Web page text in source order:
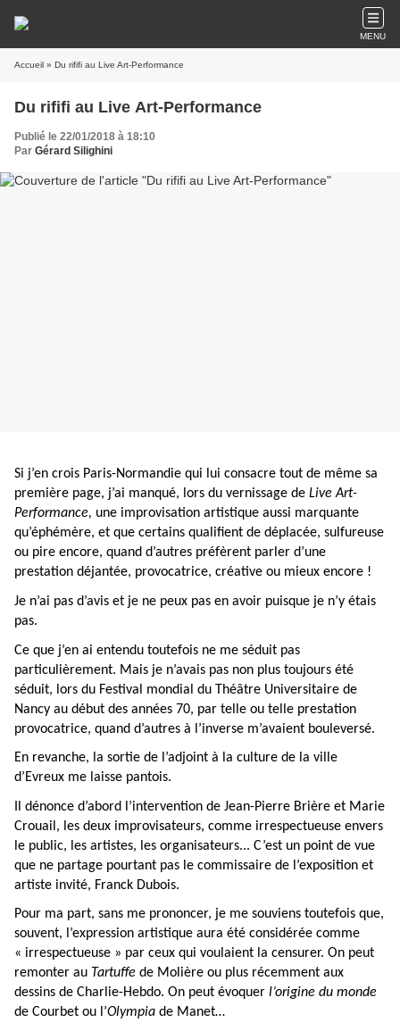
MENU
Accueil » Du rififi au Live Art-Performance
Du rififi au Live Art-Performance
Publié le 22/01/2018 à 18:10
Par Gérard Silighini
Si j’en crois Paris-Normandie qui lui consacre tout de même sa
première page, j’ai manqué, lors du vernissage de Live Art-
Performance, une improvisation artistique aussi marquante
qu’éphémère, et que certains qualifient de déplacée, sulfureuse
ou pire encore, quand d’autres préfèrent parler d’une
prestation déjantée, provocatrice, créative ou mieux encore !
Je n’ai pas d’avis et je ne peux pas en avoir puisque je n’y étais
pas.
Ce que j’en ai entendu toutefois ne me séduit pas
particulièrement. Mais je n’avais pas non plus toujours été
séduit, lors du Festival mondial du Théâtre Universitaire de
Nancy au début des années 70, par telle ou telle prestation
provocatrice, quand d’autres à l’inverse m’avaient bouleversé.
En revanche, la sortie de l’adjoint à la culture de la ville
d’Evreux me laisse pantois.
Il dénonce d’abord l’intervention de Jean-Pierre Brière et Marie
Crouail, les deux improvisateurs, comme irrespectueuse envers
le public, les artistes, les organisateurs... C’est un point de vue
que ne partage pourtant pas le commissaire de l’exposition et
artiste invité, Franck Dubois.
Pour ma part, sans me prononcer, je me souviens toutefois que,
souvent, l’expression artistique aura été considérée comme
« irrespectueuse » par ceux qui voulaient la censurer. On peut
remonter au Tartuffe de Molière ou plus récemment aux
dessins de Charlie-Hebdo. On peut évoquer l’origine du monde
de Courbet ou l’Olympia de Manet…